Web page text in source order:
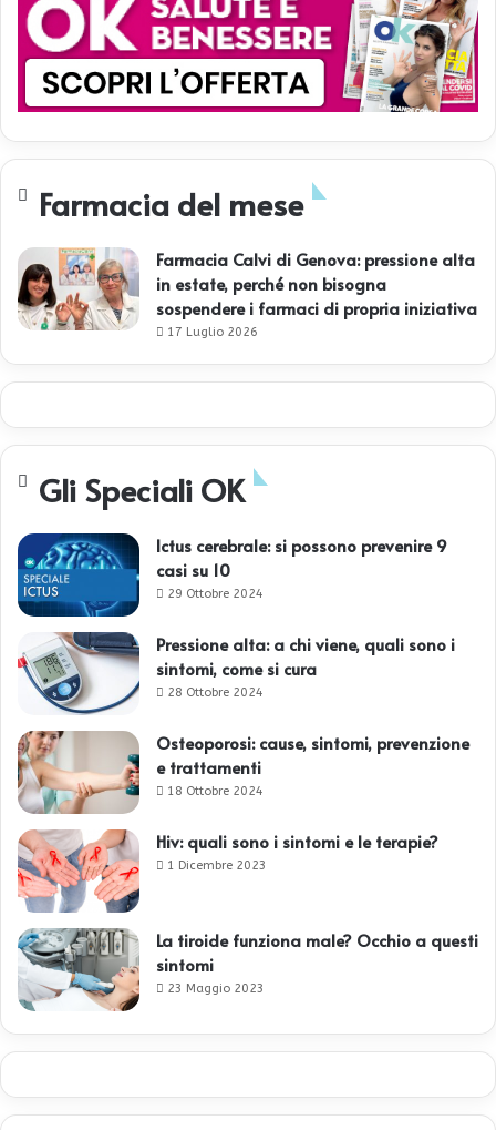
Farmacia del mese
Farmacia Calvi di Genova: pressione alta
in estate, perché non bisogna
sospendere i farmaci di propria iniziativa
17 Luglio 2026
Gli Speciali OK
Ictus cerebrale: si possono prevenire 9
casi su 10
29 Ottobre 2024
Pressione alta: a chi viene, quali sono i
sintomi, come si cura
28 Ottobre 2024
Osteoporosi: cause, sintomi, prevenzione
e trattamenti
18 Ottobre 2024
Hiv: quali sono i sintomi e le terapie?
1 Dicembre 2023
La tiroide funziona male? Occhio a questi
sintomi
23 Maggio 2023